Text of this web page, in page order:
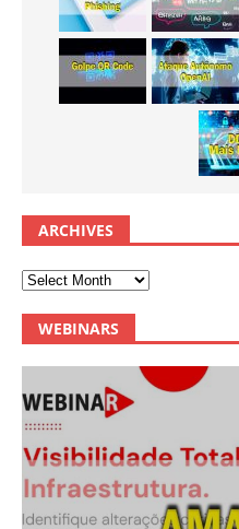
ARCHIVES
WEBINARS